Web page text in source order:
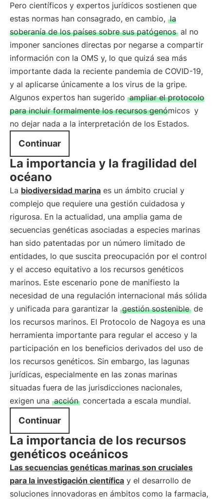
Pero científicos y expertos jurídicos sostienen que
estas normas han consagrado, en cambio, la
soberanía de los países sobre sus patógenos al no
imponer sanciones directas por negarse a compartir
información con la OMS y, lo que quizá sea más
importante dada la reciente pandemia de COVID-19,
y al aplicarse únicamente a los virus de la gripe.
Algunos expertos han sugerido ampliar el protocolo
para incluir formalmente los recursos genómicos y
no dejar nada a la interpretación de los Estados.
Continuar
La importancia y la fragilidad del
océano
La biodiversidad marina es un ámbito crucial y
complejo que requiere una gestión cuidadosa y
rigurosa. En la actualidad, una amplia gama de
secuencias genéticas asociadas a especies marinas
han sido patentadas por un número limitado de
entidades, lo que suscita preocupación por el control
y el acceso equitativo a los recursos genéticos
marinos. Este escenario pone de manifiesto la
necesidad de una regulación internacional más sólida
y unificada para garantizar la gestión sostenible de
los recursos marinos. El Protocolo de Nagoya es una
herramienta importante para regular el acceso y la
participación en los beneficios derivados del uso de
los recursos genéticos. Sin embargo, las lagunas
jurídicas, especialmente en las zonas marinas
situadas fuera de las jurisdicciones nacionales,
exigen una acción concertada a escala mundial.
Continuar
La importancia de los recursos
genéticos oceánicos
Las secuencias genéticas marinas son cruciales
para la investigación científica y el desarrollo de
soluciones innovadoras en ámbitos como la farmacia,